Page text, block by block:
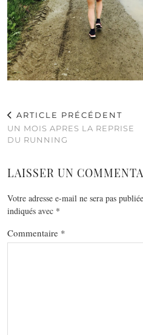
ARTICLE PRÉCÉDENT
UN MOIS APRES LA REPRISE
DU RUNNING
LAISSER UN
Votre adresse e-mail ne sera pas
indiqués avec *
Commentaire *